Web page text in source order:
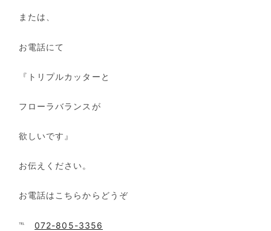
または、
お電話にて
『トリプルカッターと
フローラバランスが
欲しいです』
お伝えください。
お電話はこちらからどうぞ
℡072-805-3356